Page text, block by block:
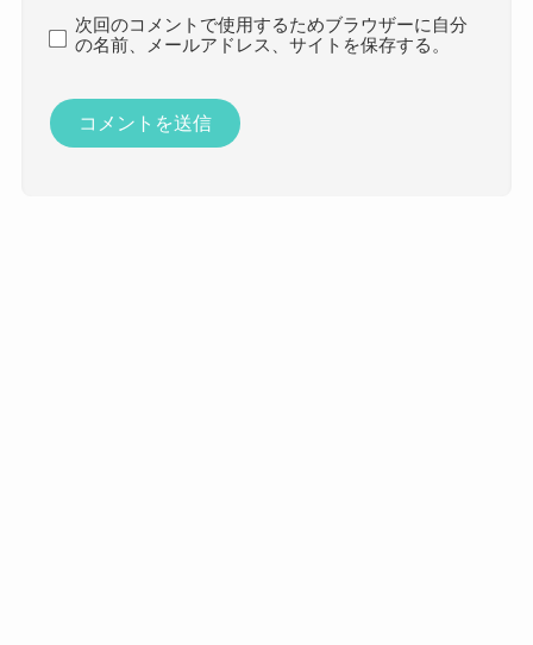
次回のコメントで使用するためブラウザーに自分
の名前、メールアドレス、サイトを保存する。